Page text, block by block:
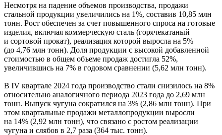
Несмотря на падение объемов производства, продажи
стальной продукции увеличились на 1%, составив 10,85 млн
тонн. Рост обеспечен за счет повышенного спроса на готовые
изделия, включая коммерческую сталь (горячекатаный
и сортовой прокат), реализация которой выросла на 5%
(до 4,76 млн тонн). Доля продукции с высокой добавленной
стоимостью в общем объеме продаж достигла 52%,
увеличившись на 7% в годовом сравнении (5,62 млн тонн).
В IV квартале 2024 года производство стали снизилось на 8%
относительно аналогичного периода 2023 года до 2,69 млн
тонн. Выпуск чугуна сократился на 3% (2,86 млн тонн). При
этом квартальные продажи металлопродукции выросли
на 14% (2,92 млн тонн), что связано с ростом реализации
чугуна и слябов в 2,7 раза (364 тыс. тонн).